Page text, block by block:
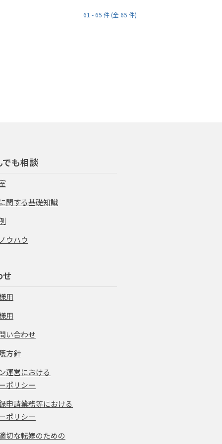
61 - 65 件 (全 65 件)
でも相談
関する基礎知識
ウハウ
せ
用
用
い合わせ
方針
運営における
ポリシー
申請業務等における
ポリシー
切な転嫁のための